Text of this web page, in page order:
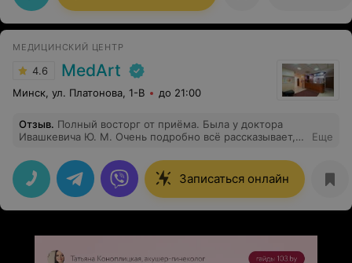
МЕДИЦИНСКИЙ ЦЕНТР
4.6 MedArt
Минск, ул. Платонова, 1-В до 21:00
Отзыв. Полный восторг от приёма. Была у доктора
Ивашкевича Ю. М. Очень подробно всё рассказывает,
Еще
Записаться онлайн